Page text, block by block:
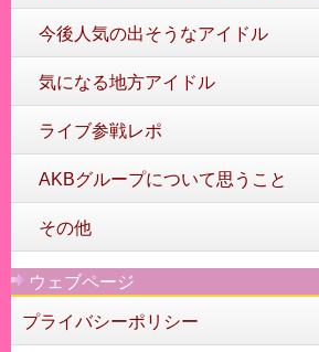
今後人気の出そうなアイドル
気になる地方アイドル
ライブ参戦レポ
AKBグループについて思うこと
その他
ウェブページ
プライバシーポリシー